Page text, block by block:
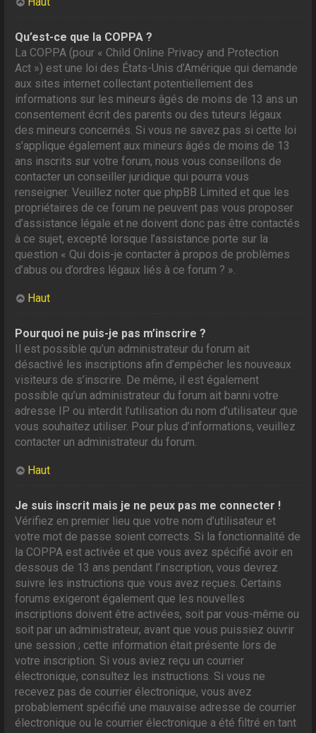
Qu’est-ce que la COPPA ?
La COPPA (pour « Child Online Privacy and Protection
Act ») est une loi des États-Unis d’Amérique qui demande
aux sites internet collectant potentiellement des
informations sur les mineurs âgés de moins de 13 ans un
consentement écrit des parents ou des tuteurs légaux
des mineurs concernés. Si vous ne savez pas si cette loi
s’applique également aux mineurs âgés de moins de 13
ans inscrits sur votre forum, nous vous conseillons de
contacter un conseiller juridique qui pourra vous
renseigner. Veuillez noter que phpBB Limited et que les
propriétaires de ce forum ne peuvent pas vous proposer
d’assistance légale et ne doivent donc pas être contactés
à ce sujet, excepté lorsque l’assistance porte sur la
question « Qui dois-je contacter à propos de problèmes
d’abus ou d’ordres légaux liés à ce forum ? ».
Haut
Pourquoi ne puis-je pas m’inscrire ?
Il est possible qu’un administrateur du forum ait
désactivé les inscriptions afin d’empêcher les nouveaux
visiteurs de s’inscrire. De même, il est également
possible qu’un administrateur du forum ait banni votre
adresse IP ou interdit l’utilisation du nom d’utilisateur que
vous souhaitez utiliser. Pour plus d’informations, veuillez
contacter un administrateur du forum.
Haut
Je suis inscrit mais je ne peux pas me connecter !
Vérifiez en premier lieu que votre nom d’utilisateur et
votre mot de passe soient corrects. Si la fonctionnalité de
la COPPA est activée et que vous avez spécifié avoir en
dessous de 13 ans pendant l’inscription, vous devrez
suivre les instructions que vous avez reçues. Certains
forums exigeront également que les nouvelles
inscriptions doivent être activées, soit par vous-même ou
soit par un administrateur, avant que vous puissiez ouvrir
une session ; cette information était présente lors de
votre inscription. Si vous aviez reçu un courrier
électronique, consultez les instructions. Si vous ne
recevez pas de courrier électronique, vous avez
probablement spécifié une mauvaise adresse de courrier
électronique ou le courrier électronique a été filtré en tant